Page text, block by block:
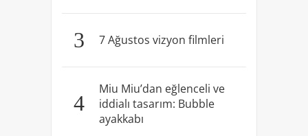
3 7 Ağustos vizyon filmleri
4
Miu Miu’dan eğlenceli ve
iddialı tasarım: Bubble
ayakkabı